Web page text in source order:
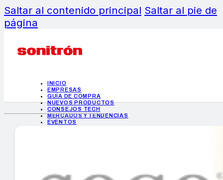
Saltar al contenido principal Saltar al pie de
página
INICIO
EMPRESAS
GUÍA DE COMPRA
NUEVOS PRODUCTOS
CONSEJOS TECH
MERCADOS Y TENDENCIAS
EVENTOS